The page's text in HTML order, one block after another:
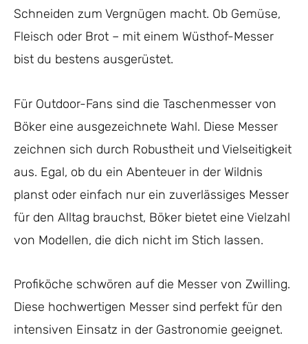
Schneiden zum Vergnügen macht. Ob Gemüse,
Fleisch oder Brot – mit einem Wüsthof-Messer
bist du bestens ausgerüstet.
Für Outdoor-Fans sind die Taschenmesser von
Böker eine ausgezeichnete Wahl. Diese Messer
zeichnen sich durch Robustheit und Vielseitigkeit
aus. Egal, ob du ein Abenteuer in der Wildnis
planst oder einfach nur ein zuverlässiges Messer
für den Alltag brauchst, Böker bietet eine Vielzahl
von Modellen, die dich nicht im Stich lassen.
Profiköche schwören auf die Messer von Zwilling.
Diese hochwertigen Messer sind perfekt für den
intensiven Einsatz in der Gastronomie geeignet.